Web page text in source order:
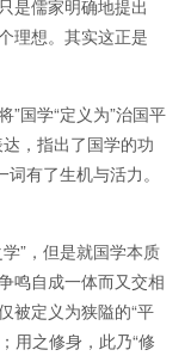
是儒家明确地提出
理想。其实这正是
”国学“定义为”治国平
，指出了国学的功
有了生机与活力。
”，但是就国学本质
鸣自成一体而又交相
被定义为狭隘的“平
用之修身，此乃“修